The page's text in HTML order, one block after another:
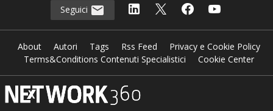
Seguici
About Autori Tags Rss Feed
Privacy e Cookie Policy
Terms&Conditions Contenuti Specialistici
Cookie Center